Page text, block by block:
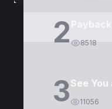
2 8518
3See
11056